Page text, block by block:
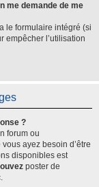
me demande de me
le formulaire intégré (si
empêcher l’utilisation
?
forum ou
ayez besoin d’être
disponibles est
poster de